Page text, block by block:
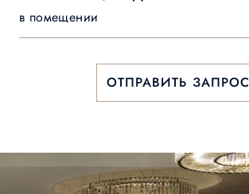
в помещении
ОТПРАВИТЬ ЗАПРОС